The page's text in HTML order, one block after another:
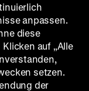
anpassen.
diese
auf „Alle
setzen.
der